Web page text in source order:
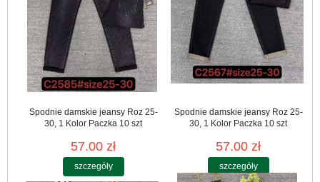
Spodnie damskie jeansy Roz 25-
30, 1 Kolor Paczka 10 szt
57.00 zł
szczegóły
Spodnie damskie jeansy Roz 25-
30, 1 Kolor Paczka 10 szt
57.00 zł
szczegóły